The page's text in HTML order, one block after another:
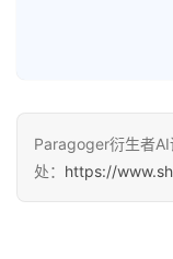
绘
Paragoger衍生者
处： https://